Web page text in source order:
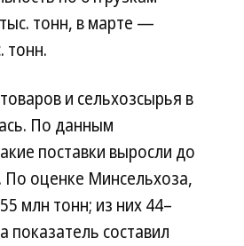
тонн, в марте —
тонн.
и сельхозсырья в
По данным
поставки выросли до
По оценке Минсельхоза,
млн тонн; из них 44–
составил